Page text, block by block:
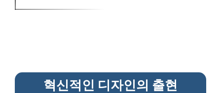
혁신적인 디자인의 출현